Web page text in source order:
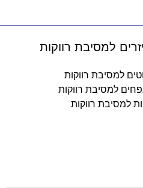
למסיבת רווקות
למסיבת רווקות
למסיבת רווקות
למסיבת רווקות